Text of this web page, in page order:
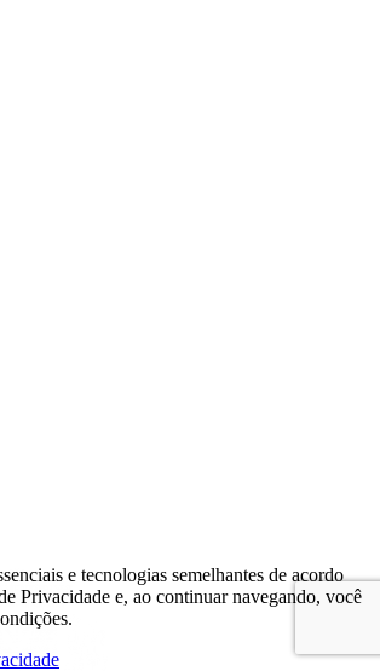
e tecnologias semelhantes de acordo
Privacidade e, ao continuar navegando, você